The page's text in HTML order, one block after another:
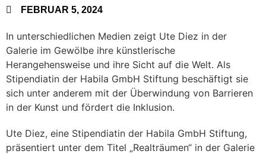
FEBRUAR 5, 2024
In unterschiedlichen Medien zeigt Ute Diez in der
Galerie im Gewölbe ihre künstlerische
Herangehensweise und ihre Sicht auf die Welt. Als
Stipendiatin der Habila GmbH Stiftung beschäftigt sie
sich unter anderem mit der Überwindung von Barrieren
in der Kunst und fördert die Inklusion.
Ute Diez, eine Stipendiatin der Habila GmbH Stiftung,
präsentiert unter dem Titel „Realträumen“ in der Galerie